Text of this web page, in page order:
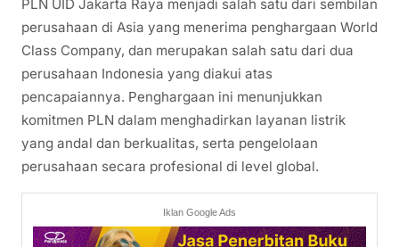
PLN UID Jakarta Raya menjadi salah satu dari sembilan
perusahaan di Asia yang menerima penghargaan World
Class Company, dan merupakan salah satu dari dua
perusahaan Indonesia yang diakui atas
pencapaiannya. Penghargaan ini menunjukkan
komitmen PLN dalam menghadirkan layanan listrik
yang andal dan berkualitas, serta pengelolaan
perusahaan secara profesional di level global.
Iklan Google Ads